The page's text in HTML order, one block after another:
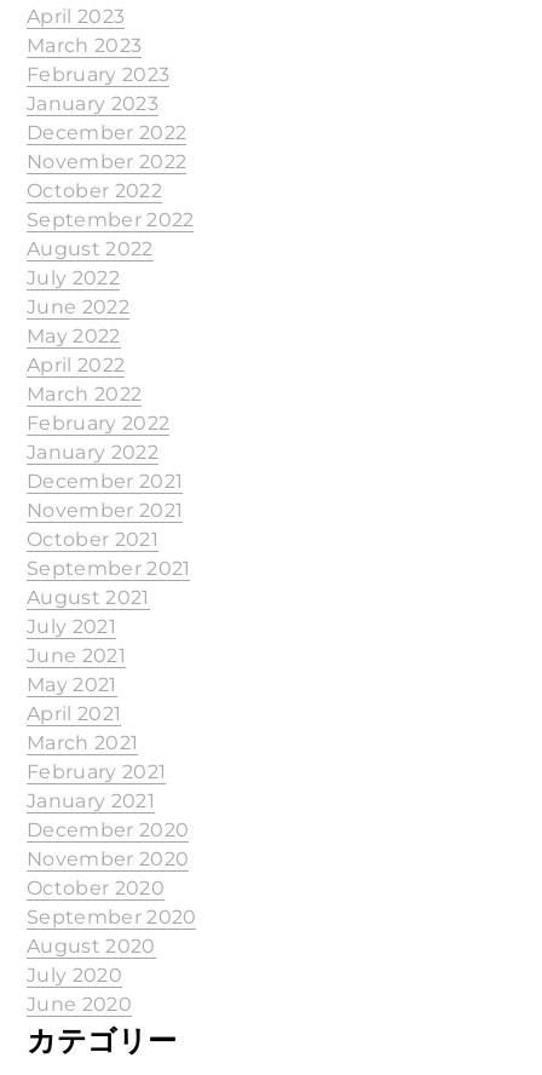
April 2023
March 2023
February 2023
January 2023
December 2022
November 2022
October 2022
September 2022
August 2022
July 2022
June 2022
May 2022
April 2022
March 2022
February 2022
January 2022
December 2021
November 2021
October 2021
September 2021
August 2021
July 2021
June 2021
May 2021
April 2021
March 2021
February 2021
January 2021
December 2020
November 2020
October 2020
September 2020
August 2020
July 2020
June 2020
カテゴリー